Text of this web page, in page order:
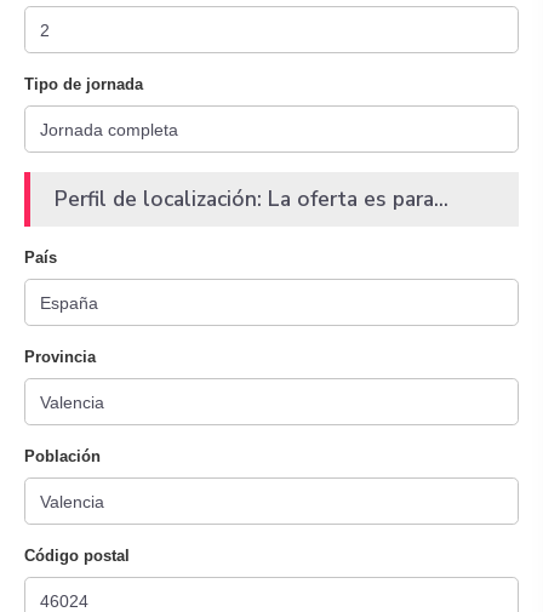
Tipo de jornada
Perfil de localización: La oferta es para...
País
Provincia
Población
Código postal